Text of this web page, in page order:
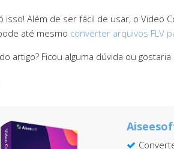
isso! Além de ser fácil de usar, o Video
até mesmo converter arquivos FLV
artigo? Ficou alguma dúvida ou